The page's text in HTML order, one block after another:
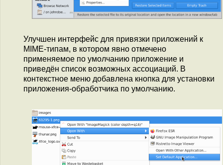
Улучшен интерфейс для привязки приложений к
MIME-типам, в котором явно отмечено
применяемое по умолчанию приложение и
приведён список возможных ассоциаций. В
контекстное меню добавлена кнопка для установки
приложения-обработчика по умолчанию.